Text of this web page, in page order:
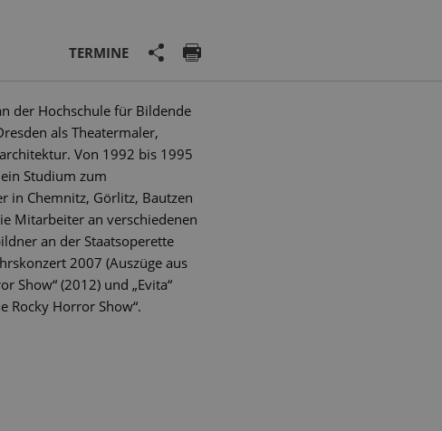
TERMINE
der Hochschule für Bildende
als Theatermaler,
Von 1992 bis 1995
Studium zum
in Chemnitz, Görlitz, Bautzen
Mitarbeiter an verschiedenen
an der Staatsoperette
2007 (Auszüge aus
Show“ (2012) und „Evita“
Rocky Horror Show“.